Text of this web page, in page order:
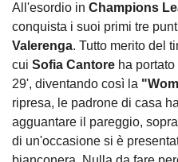
All'esordio in Champions
conquista i suoi primi tre
Valerenga. Tutto merito del
cui Sofia Cantore ha
29', diventando così la
ripresa, le padrone di casa
agguantare il pareggio,
di un'occasione si è